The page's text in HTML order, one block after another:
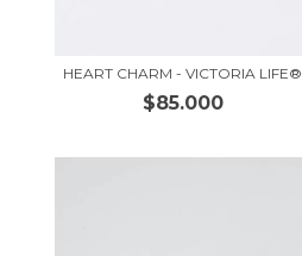
HEART CHARM - VICTORIA LIFE®
$85.000